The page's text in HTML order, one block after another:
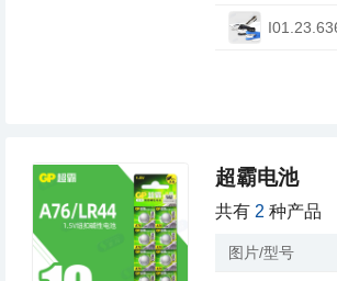
超霸电池
共有2 种产品
图片/型号